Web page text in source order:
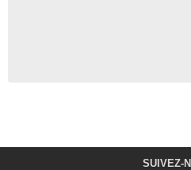
SUIVEZ-